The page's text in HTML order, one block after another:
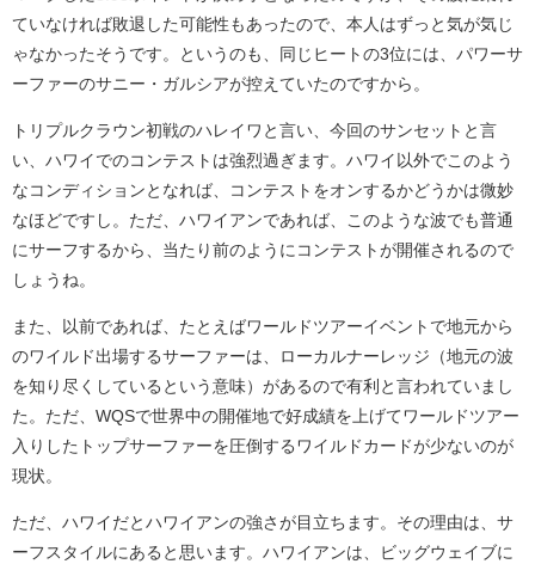
ていなければ敗退した可能性もあったので、本人はずっと気が気じ
ゃなかったそうです。というのも、同じヒートの3位には、パワーサ
ーファーのサニー・ガルシアが控えていたのですから。
トリプルクラウン初戦のハレイワと言い、今回のサンセットと言
い、ハワイでのコンテストは強烈過ぎます。ハワイ以外でこのよう
なコンディションとなれば、コンテストをオンするかどうかは微妙
なほどですし。ただ、ハワイアンであれば、このような波でも普通
にサーフするから、当たり前のようにコンテストが開催されるので
しょうね。
また、以前であれば、たとえばワールドツアーイベントで地元から
のワイルド出場するサーファーは、ローカルナーレッジ（地元の波
を知り尽くしているという意味）があるので有利と言われていまし
た。ただ、WQSで世界中の開催地で好成績を上げてワールドツアー
入りしたトップサーファーを圧倒するワイルドカードが少ないのが
現状。
ただ、ハワイだとハワイアンの強さが目立ちます。その理由は、サ
ーフスタイルにあると思います。ハワイアンは、ビッグウェイブに